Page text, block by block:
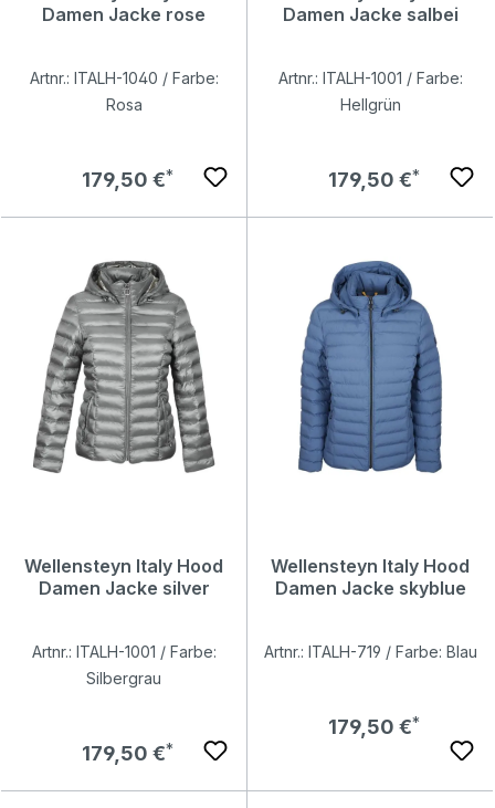
Damen Jacke rose
Artnr.: ITALH-1040 / Farbe:
Rosa
Regulärer Preis:
179,50 €
Damen Jacke salbei
Artnr.: ITALH-1001 / Farbe:
Hellgrün
Regulärer Preis:
179,50 €
Wellensteyn Italy Hood
Damen Jacke silver
Artnr.: ITALH-1001 / Farbe:
Silbergrau
Regulärer Preis:
179,50 €
Wellensteyn Italy Hood
Damen Jacke skyblue
Artnr.: ITALH-719 / Farbe: Blau
Regulärer Preis:
179,50 €